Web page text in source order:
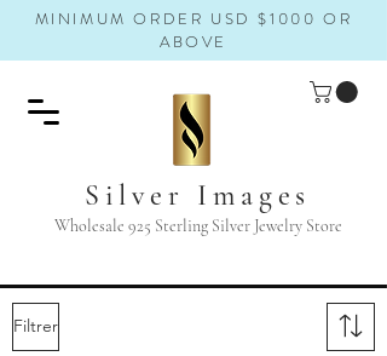
MINIMUM ORDER USD $1000 OR
ABOVE
Silver Images
Wholesale 925 Sterling Silver Jewelry Store
Filtrer